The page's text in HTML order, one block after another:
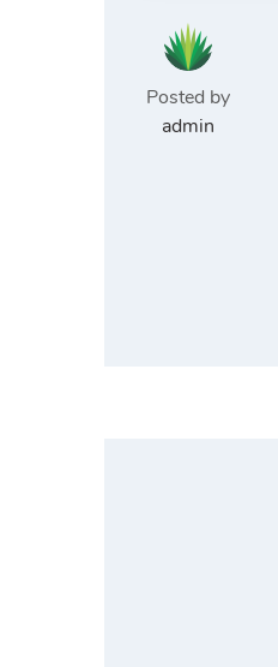
Posted by
admin